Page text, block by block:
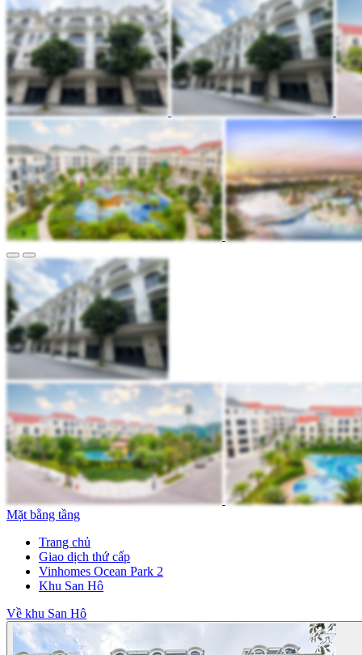
Mặt bằng tầng
Trang chủ
Giao dịch thứ cấp
Vinhomes Ocean Park 2
Khu San Hô
Về khu San Hô